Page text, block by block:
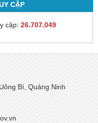
CẬP
cập: 26.707.049
Bí, Quảng Ninh